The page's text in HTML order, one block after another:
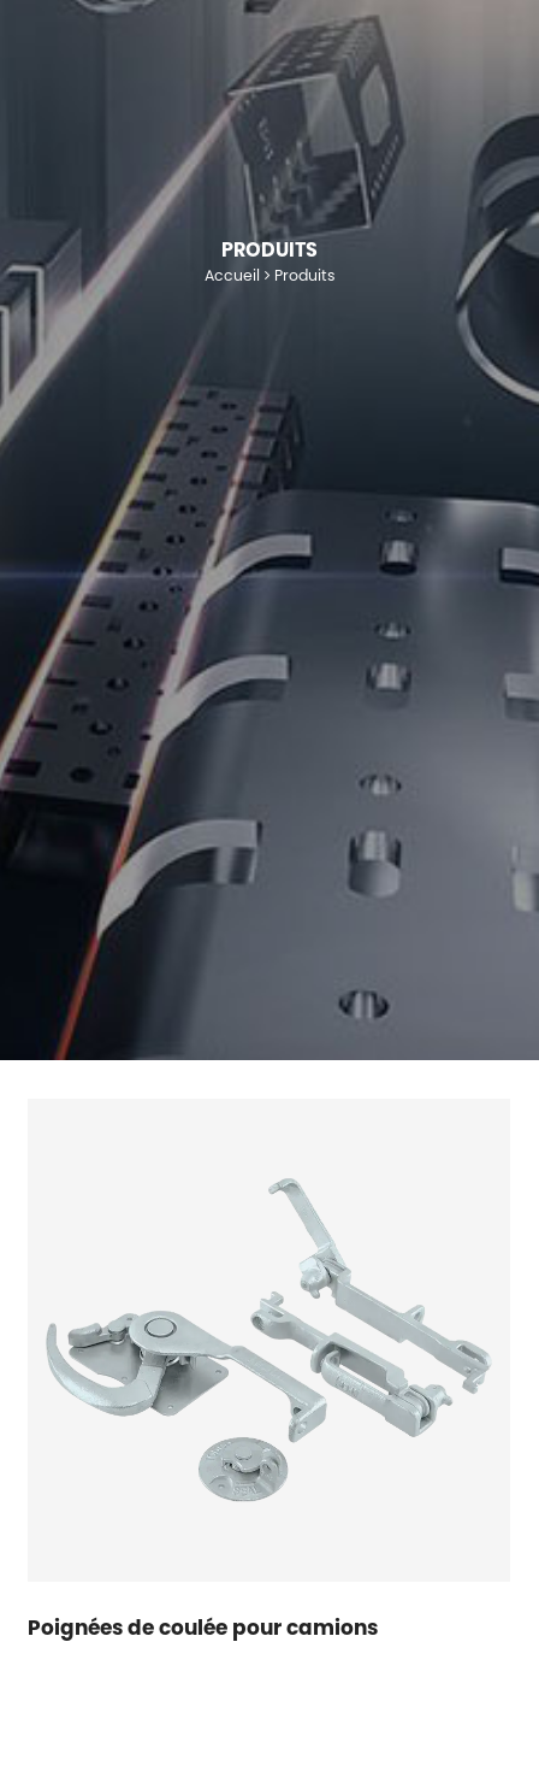
PRODUITS
Accueil Produits
Poignées de coulée pour camions